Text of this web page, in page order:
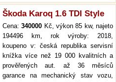
Škoda Karoq 1.6 TDI Style
Cena:340000 Kč, výkon 85 kw, najeto
194496 km, rok výroby: 2018,
koupeno v: česká republika servisní
knížka více než 19 000 kvalitních a
prověřených aut. až 36 měsíců
garance na mechanický stav vozu,